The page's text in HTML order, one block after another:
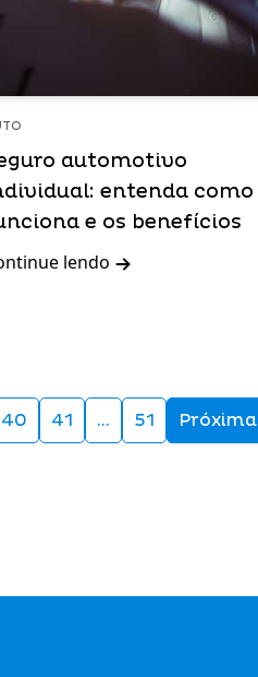
automotivo
entenda como
e os benefícios
lendo
40 41 … 51 Próxima